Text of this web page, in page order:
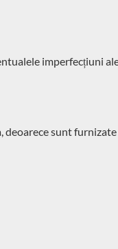
imperfecțiuni
sunt